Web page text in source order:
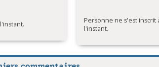
Mont kuit (cercle circassien)
Mazurka de Verlaine
Personne ne s'est
l'instant.